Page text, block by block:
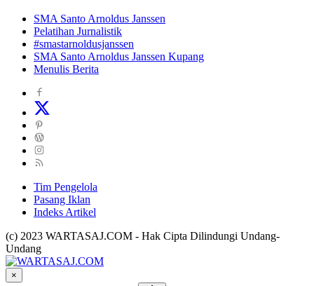
SMA Santo Arnoldus Janssen
Pelatihan Jurnalistik
#smastarnoldusjanssen
SMA Santo Arnoldus Janssen Kupang
Menulis Berita
Tim Pengelola
Pasang Iklan
Indeks Artikel
(c) 2023 WARTASAJ.COM - Hak Cipta Dilindungi Undang-
Undang
×